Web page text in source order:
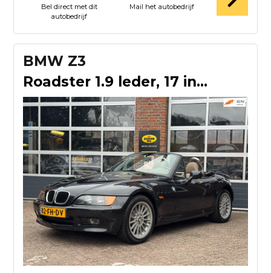
Bel direct met dit
autobedrijf
Mail het autobedrijf
BMW Z3
Roadster 1.9 leder, 17 inch LM, 140Pk